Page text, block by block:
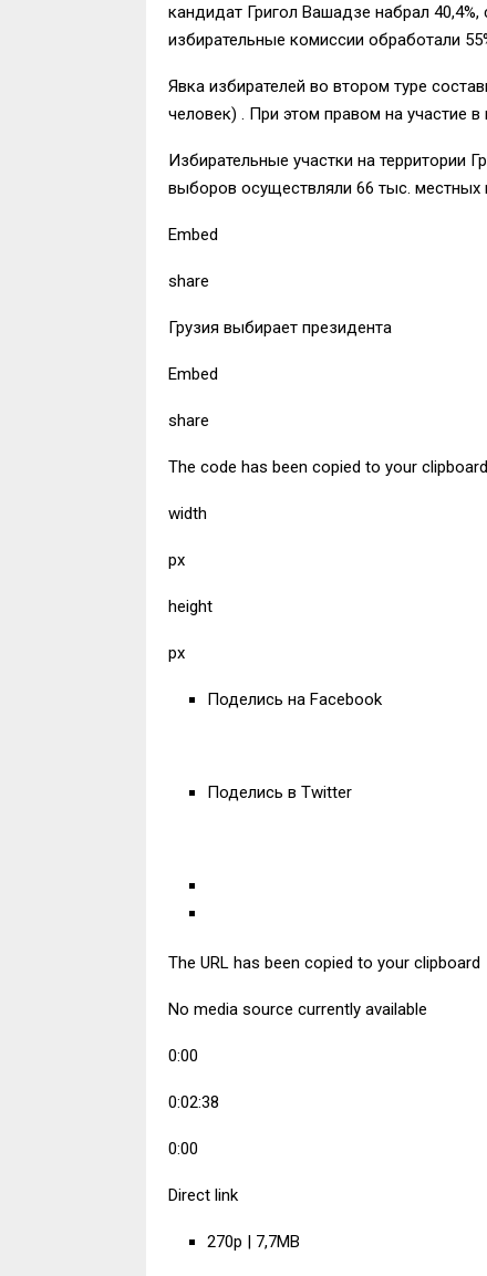
кандидат Григол Вашадзе набрал
избирательные комиссии обработали
Явка избирателей во втором туре
человек) . При этом правом на участие
Избирательные участки на территории
выборов осуществляли 66 тыс. местных
Embed
share
Грузия выбирает президента
Embed
share
The code has been copied to your clipboard.
width
px
height
px
Поделись на Facebook
Поделись в Twitter
The URL has been copied to your clipboard
No media source currently available
0:00
0:02:38
0:00
Direct link
270p | 7,7MB